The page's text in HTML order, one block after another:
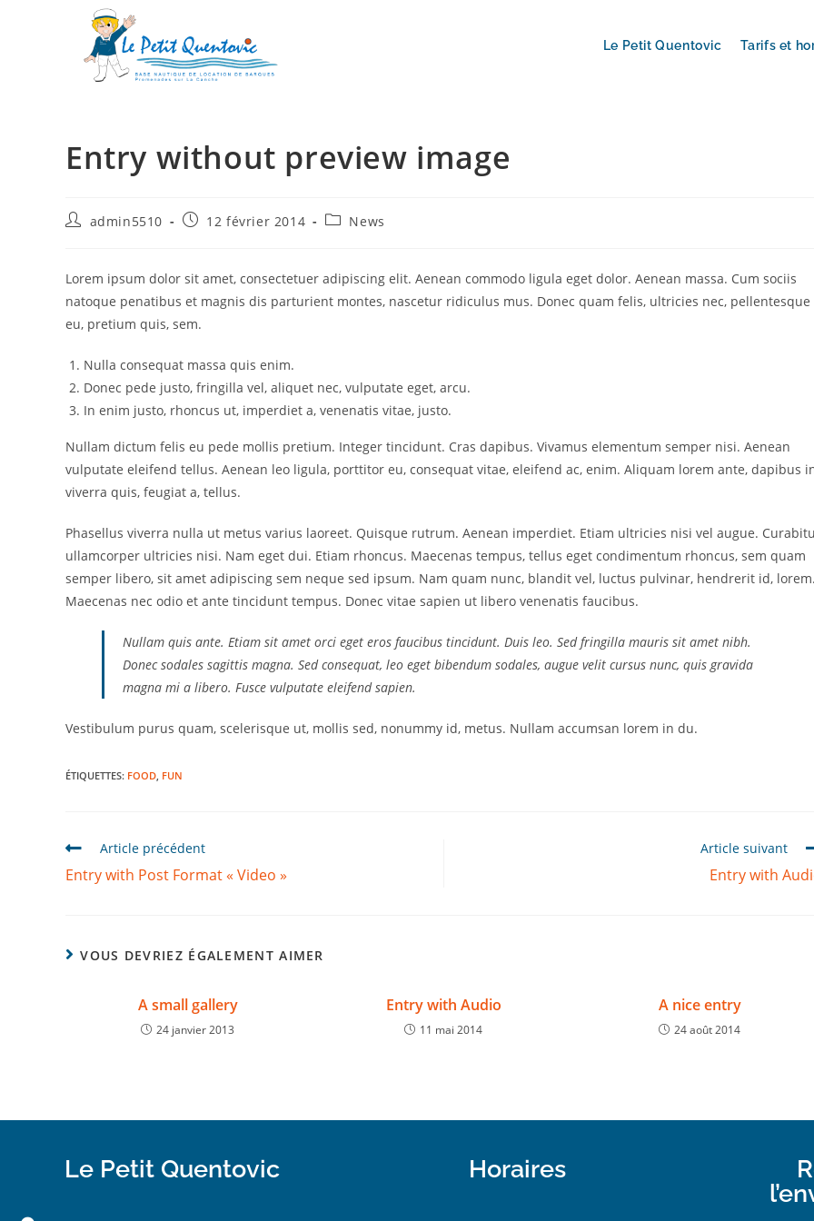
Le Petit Quentovic Tarifs et
Entry without preview image
admin5510 12 février 2014 News
Lorem ipsum dolor sit amet, consectetuer adipiscing elit. Aenean commodo ligula eget dolor. Aenean massa. Cum sociis
natoque penatibus et magnis dis parturient montes, nascetur ridiculus mus. Donec quam felis, ultricies nec, pellentesque
eu, pretium quis, sem.
Nulla consequat massa quis enim.
Donec pede justo, fringilla vel, aliquet nec, vulputate eget, arcu.
In enim justo, rhoncus ut, imperdiet a, venenatis vitae, justo.
Nullam dictum felis eu pede mollis pretium. Integer tincidunt. Cras dapibus. Vivamus elementum semper nisi. Aenean
vulputate eleifend tellus. Aenean leo ligula, porttitor eu, consequat vitae, eleifend ac, enim. Aliquam lorem ante, dapibus
viverra quis, feugiat a, tellus.
Phasellus viverra nulla ut metus varius laoreet. Quisque rutrum. Aenean imperdiet. Etiam ultricies nisi vel augue.
ullamcorper ultricies nisi. Nam eget dui. Etiam rhoncus. Maecenas tempus, tellus eget condimentum rhoncus, sem quam
semper libero, sit amet adipiscing sem neque sed ipsum. Nam quam nunc, blandit vel, luctus pulvinar, hendrerit id, lorem.
Maecenas nec odio et ante tincidunt tempus. Donec vitae sapien ut libero venenatis faucibus.
Nullam quis ante. Etiam sit amet orci eget eros faucibus tincidunt. Duis leo. Sed fringilla mauris sit amet nibh.
Donec sodales sagittis magna. Sed consequat, leo eget bibendum sodales, augue velit cursus nunc, quis gravida
magna mi a libero. Fusce vulputate eleifend sapien.
Vestibulum purus quam, scelerisque ut, mollis sed, nonummy id, metus. Nullam accumsan lorem in du.
ÉTIQUETTES: FOOD, FUN
Article précédent
Entry with Post Format « Video »
Article suivant
Entry with
VOUS DEVRIEZ ÉGALEMENT AIMER
A small gallery
24 janvier 2013
Entry with Audio
11 mai 2014
A nice entry
24 août 2014
Le Petit Quentovic Horaires